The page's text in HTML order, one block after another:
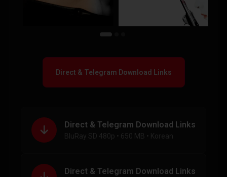
Direct & Telegram Download Links
Direct & Telegram Download Links
BluRay SD 480p • 650 MB • Korean
Direct & Telegram Download Links